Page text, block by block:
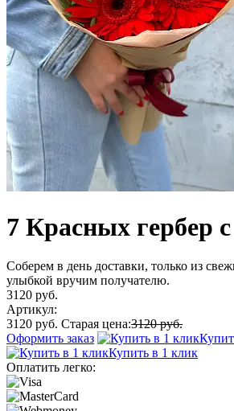
7 Красных гербер
Соберем в день доставки, только из
улыбкой вручим получателю.
3120 руб.
Артикул:
3120 руб. Старая цена:3120 руб.
Оформить заказ
Купить в 1 клик
Оплатить легко: